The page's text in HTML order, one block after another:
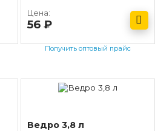
Цена:
56
Получить оптовый прайс
Ведро 3,8 л